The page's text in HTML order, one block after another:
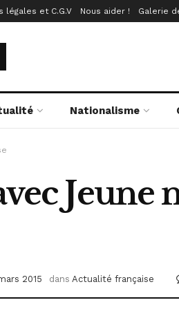
légales et C.G.V Nous aider ! Galerie
Nationalisme
Jeune
2015 dans Actualité française